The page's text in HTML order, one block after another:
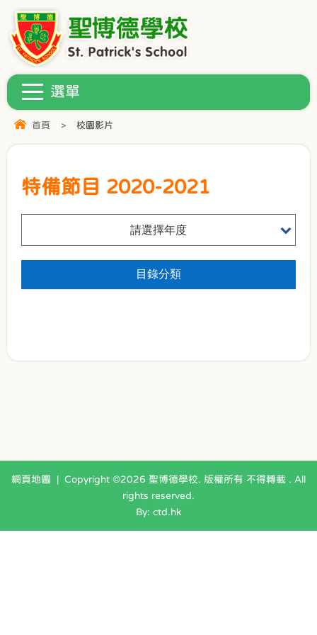
首頁 > 校園影片
特備節目 2020-2021
請選擇年度
目錄分類
網頁地圖 | Copyright ©2026 聖博德學校. 版權所有 不得轉載 . All
rights reserved.
By: ctd.hk